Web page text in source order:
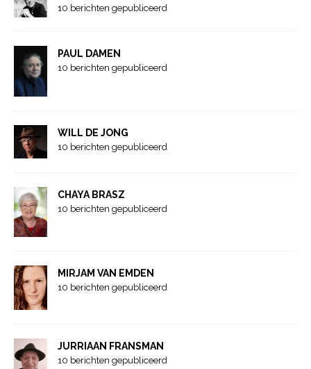
10 berichten gepubliceerd
PAUL DAMEN
10 berichten gepubliceerd
WILL DE JONG
10 berichten gepubliceerd
CHAYA BRASZ
10 berichten gepubliceerd
MIRJAM VAN EMDEN
10 berichten gepubliceerd
JURRIAAN FRANSMAN
10 berichten gepubliceerd